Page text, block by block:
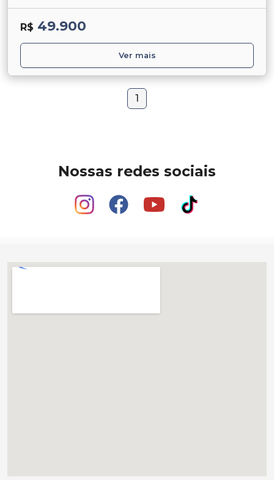
R$ 49.900
Ver mais
1
Nossas redes sociais